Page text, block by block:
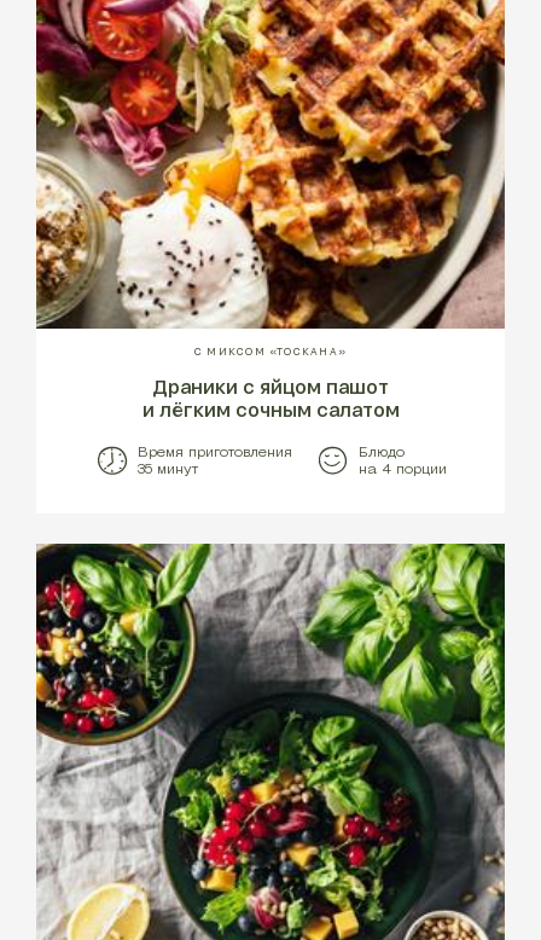
С МИКСОМ «ТОСКАНА»
Драники с яйцом пашот
и лёгким сочным салатом
Время приготовления
35 минут
Блюдо
на 4 порции